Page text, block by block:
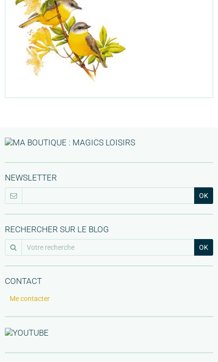
NEWSLETTER
OK
RECHERCHER SUR LE BLOG
OK
CONTACT
Me contacter